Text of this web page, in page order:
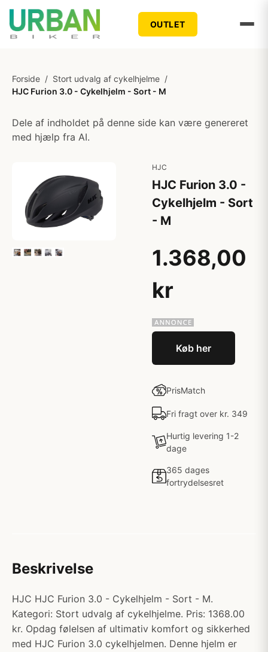
OUTLET
Forside / Stort udvalg af cykelhjelme /
HJC Furion 3.0 - Cykelhjelm - Sort - M
Dele af indholdet på denne side kan være genereret
med hjælp fra AI.
HJC
HJC Furion 3.0 -
Cykelhjelm - Sort
- M
1.368,00
kr
Køb her
PrisMatch
Fri fragt over kr. 349
Hurtig levering 1-2
dage
365 dages
fortrydelsesret
Beskrivelse
HJC HJC Furion 3.0 - Cykelhjelm - Sort - M.
Kategori: Stort udvalg af cykelhjelme. Pris: 1368.00
kr. Opdag følelsen af ultimativ komfort og sikkerhed
med HJC Furion 3.0 cykelhjelmen. Denne hjelm er